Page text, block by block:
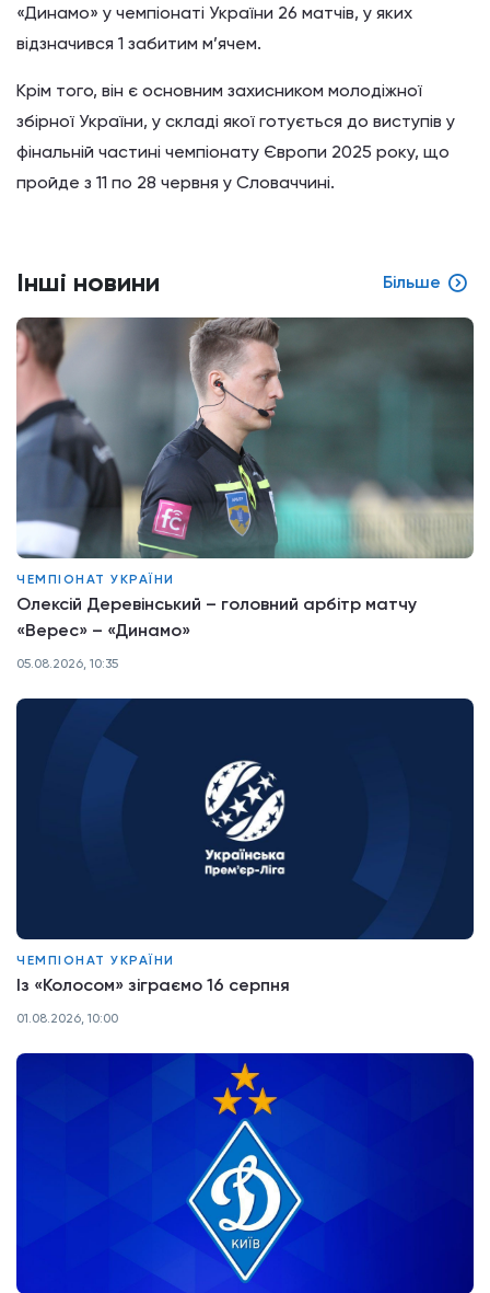
«Динамо» у чемпіонаті України 26 матчів, у яких
відзначився 1 забитим м’ячем.
Крім того, він є основним захисником молодіжної
збірної України, у складі якої готується до виступів у
фінальній частині чемпіонату Європи 2025 року, що
пройде з 11 по 28 червня у Словаччині.
Інші новини Більше
ЧЕМПІОНАТ УКРАЇНИ
Олексій Деревінський – головний арбітр матчу
«Верес» – «Динамо»
05.08.2026, 10:35
ЧЕМПІОНАТ УКРАЇНИ
Із «Колосом» зіграємо 16 серпня
01.08.2026, 10:00